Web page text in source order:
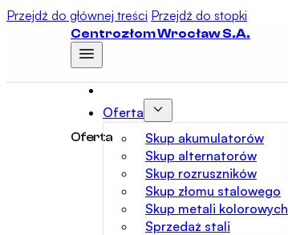
Przejdź do głównej treści Przejdź do stopki
Centrozłom Wrocław S.A.
Oferta
Skup akumulatorów
Skup alternatorów
Skup rozruszników
Skup złomu stalowego
Skup metali kolorowych
Sprzedaż stali
Oferta